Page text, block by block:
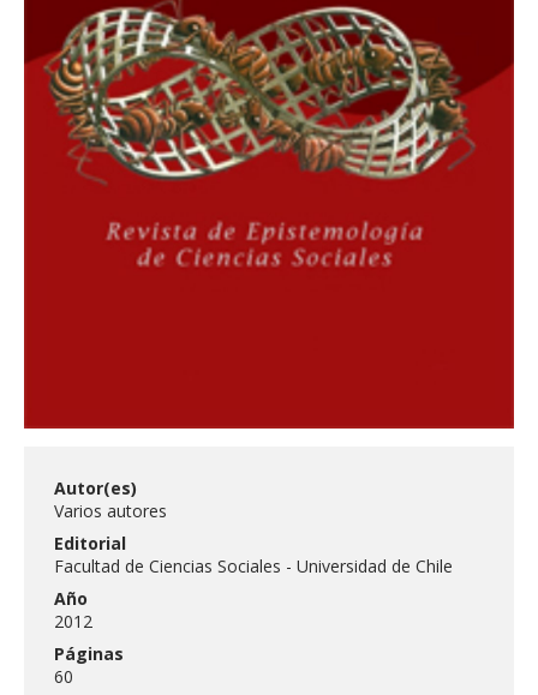
EGRESADOS
Autor(es)
Varios autores
Editorial
Facultad de Ciencias Sociales - Universidad de Chile
Año
2012
Páginas
60